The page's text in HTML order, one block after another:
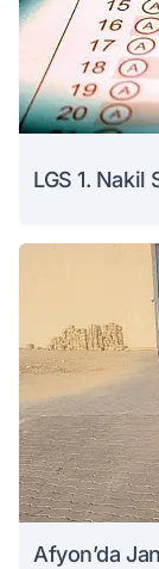
LGS 1. Nakil
Afyon’da